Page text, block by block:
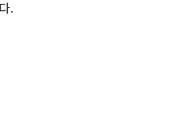
.